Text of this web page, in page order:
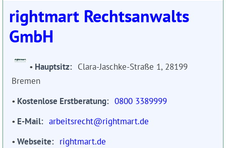
rightmart Rechtsanwalts
GmbH
Hauptsitz
Clara-Jaschke-Straße 1, 28199
Bremen
Kostenlose Erstberatung
0800 3389999
E-Mail
arbeitsrecht@rightmart.de
Webseite
rightmart.de